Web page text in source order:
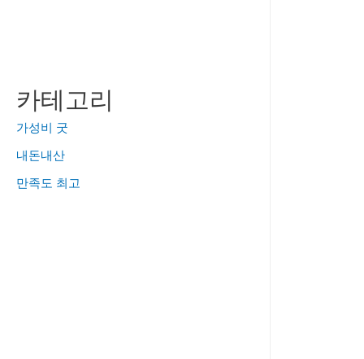
카테고리
가성비 굿
내돈내산
만족도 최고